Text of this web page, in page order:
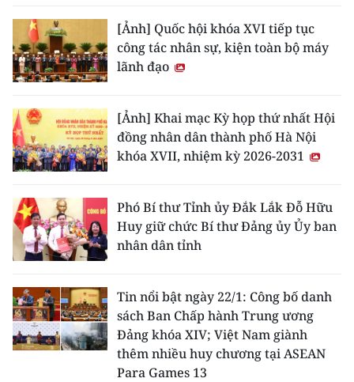
GIÁO DỤC
KHOA HỌC - CÔNG NGHỆ
MÔI TRƯỜNG
BẠN ĐỌC
KIỂM CHỨNG THÔNG TIN
54 DÂN TỘC VIỆT NAM
CHƯƠNG TRÌNH OCOP - MỖI XÃ
[Ảnh] Quốc hội khóa XVI tiếp tục
công tác nhân sự, kiện toàn bộ máy
lãnh đạo
[Ảnh] Khai mạc Kỳ họp thứ nhất Hội
đồng nhân dân thành phố Hà Nội
khóa XVII, nhiệm kỳ 2026-2031
Phó Bí thư Tỉnh ủy Đắk Lắk Đỗ Hữu
Huy giữ chức Bí thư Đảng ủy Ủy ban
nhân dân tỉnh
Tin nổi bật ngày 22/1: Công bố danh
sách Ban Chấp hành Trung ương
Đảng khóa XIV; Việt Nam giành
thêm nhiều huy chương tại ASEAN
Para Games 13